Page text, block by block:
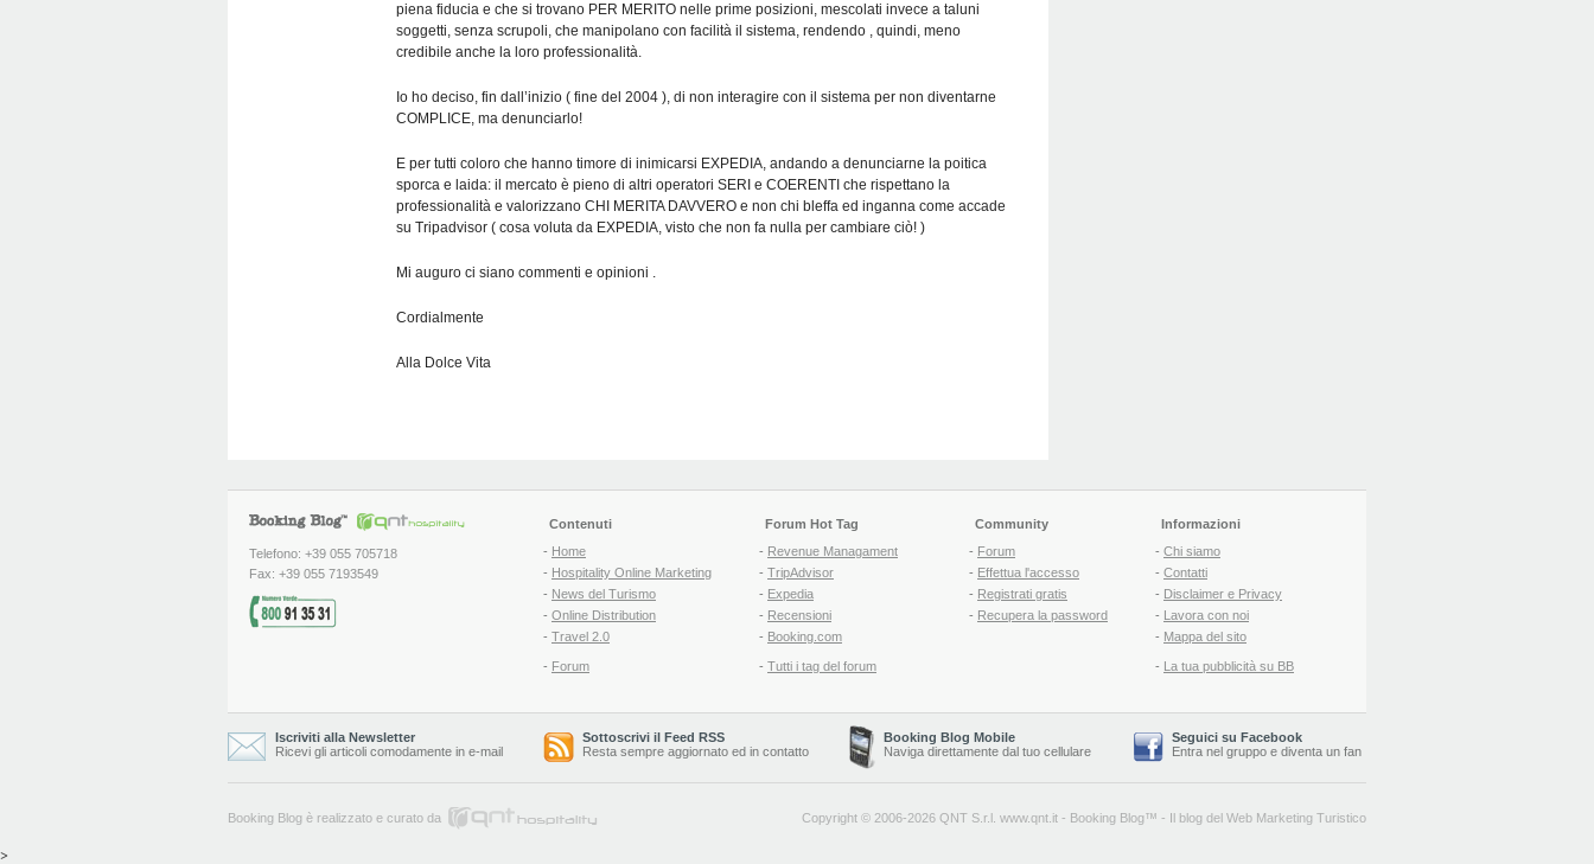
piena fiducia e che si trovano PER MERITO nelle prime posizioni, mescolati invece a taluni
soggetti, senza scrupoli, che manipolano con facilità il sistema, rendendo , quindi, meno
credibile anche la loro professionalità.
Io ho deciso, fin dall’inizio ( fine del 2004 ), di non interagire con il sistema per non diventarne
COMPLICE, ma denunciarlo!
E per tutti coloro che hanno timore di inimicarsi EXPEDIA, andando a denunciarne la poitica
sporca e laida: il mercato è pieno di altri operatori SERI e COERENTI che rispettano la
professionalità e valorizzano CHI MERITA DAVVERO e non chi bleffa ed inganna come accade
su Tripadvisor ( cosa voluta da EXPEDIA, visto che non fa nulla per cambiare ciò! )
Mi auguro ci siano commenti e opinioni .
Cordialmente
Alla Dolce Vita
Telefono: +39 055 705718
Fax: +39 055 7193549
Contenuti
- Home
- Hospitality Online Marketing
- News del Turismo
- Online Distribution
- Travel 2.0
- Forum
Forum Hot Tag
- Revenue Managament
- TripAdvisor
- Expedia
- Recensioni
- Booking.com
- Tutti i tag del forum
Community
- Forum
- Effettua l'accesso
- Registrati gratis
- Recupera la password
Informazioni
- Chi siamo
- Contatti
- Disclaimer e Privacy
- Lavora con noi
- Mappa del sito
- La tua pubblicità su BB
Iscriviti alla Newsletter
Ricevi gli articoli comodamente in e-mail
Sottoscrivi il Feed RSS
Resta sempre aggiornato ed in contatto
Booking Blog Mobile
Naviga direttamente dal tuo cellulare
Seguici su Facebook
Entra nel gruppo e diventa un fan
Booking Blog è realizzato e curato da Copyright © 2006-2026 QNT S.r.l. www.qnt.it - Booking Blog™ - Il blog del Web Marketing Turistico
>